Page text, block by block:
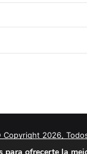
Copyright 2026,